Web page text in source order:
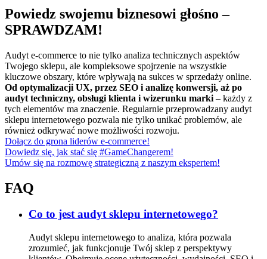
Powiedz swojemu biznesowi głośno –
SPRAWDZAM!
Audyt e-commerce to nie tylko analiza technicznych aspektów
Twojego sklepu, ale kompleksowe spojrzenie na wszystkie
kluczowe obszary, które wpływają na sukces w sprzedaży online.
Od optymalizacji UX, przez SEO i analizę konwersji, aż po
audyt techniczny, obsługi klienta i wizerunku marki – każdy z
tych elementów ma znaczenie. Regularnie przeprowadzany audyt
sklepu internetowego pozwala nie tylko unikać problemów, ale
również odkrywać nowe możliwości rozwoju.
Dołącz do grona liderów e-commerce!
Dowiedz się, jak stać się #GameChangerem!
Umów się na rozmowę strategiczną z naszym ekspertem!
FAQ
Co to jest audyt sklepu internetowego?
Audyt sklepu internetowego to analiza, która pozwala
zrozumieć, jak funkcjonuje Twój sklep z perspektywy